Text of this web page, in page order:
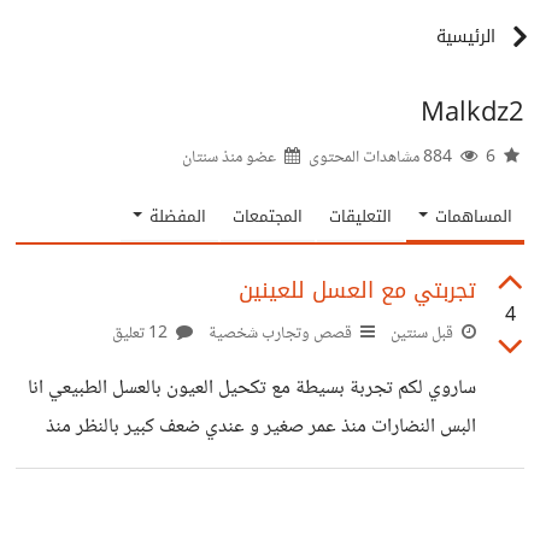
الرئيسية
Malkdz2
عضو منذسنتان
المساهمات التعليقات المجتمعات المفضلة
4
تجربتي مع العسل للعينين
قبل سنتين قصص وتجارب شخصية
ساروي لكم تجربة بسيطة مع تكحيل العيون بالعسل الطبيعي انا
البس النضارات منذ عمر صغير و عندي ضعف كبير بالنظر منذ
اسبوع تقريبا جربت تكحيل العيون بالعسل الطبيعي و جنيت منها